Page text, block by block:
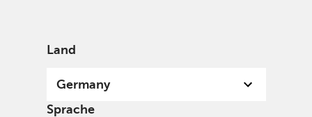
Land
Germany
Sprache